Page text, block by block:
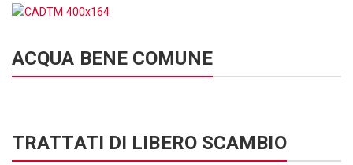
ACQUA BENE COMUNE
TRATTATI DI LIBERO SCAMBIO